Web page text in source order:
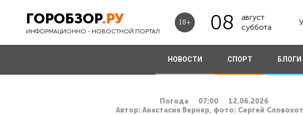
ГОРОБЗОР.РУ
ИНФОРМАЦИОННО - НОВОСТНОЙ ПОРТАЛ
18+ 08
август
суббота
НОВОСТИ СПОРТ БЛОГИ
Погода 07:00
12.06.2026
Автор: Анастасия Вернер, фото: Сергей